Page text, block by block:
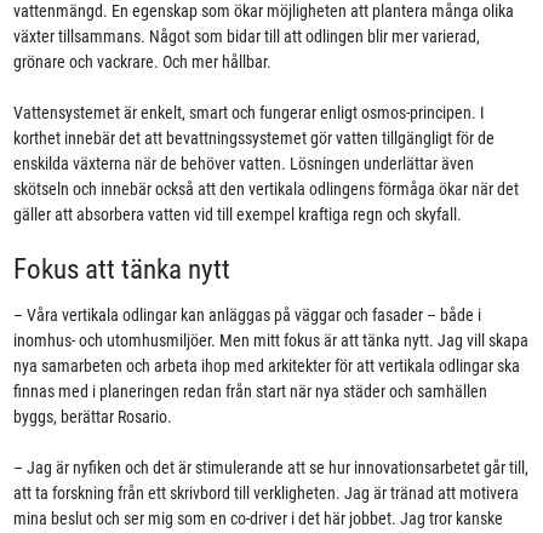
vattenmängd. En egenskap som ökar möjligheten att plantera många olika
växter tillsammans. Något som bidar till att odlingen blir mer varierad,
grönare och vackrare. Och mer hållbar.
Vattensystemet är enkelt, smart och fungerar enligt osmos-principen. I
korthet innebär det att bevattningssystemet gör vatten tillgängligt för de
enskilda växterna när de behöver vatten. Lösningen underlättar även
skötseln och innebär också att den vertikala odlingens förmåga ökar när det
gäller att absorbera vatten vid till exempel kraftiga regn och skyfall.
Fokus att tänka nytt
– Våra vertikala odlingar kan anläggas på väggar och fasader – både i
inomhus- och utomhusmiljöer. Men mitt fokus är att tänka nytt. Jag vill skapa
nya samarbeten och arbeta ihop med arkitekter för att vertikala odlingar ska
finnas med i planeringen redan från start när nya städer och samhällen
byggs, berättar Rosario.
– Jag är nyfiken och det är stimulerande att se hur innovationsarbetet går till,
att ta forskning från ett skrivbord till verkligheten. Jag är tränad att motivera
mina beslut och ser mig som en co-driver i det här jobbet. Jag tror kanske